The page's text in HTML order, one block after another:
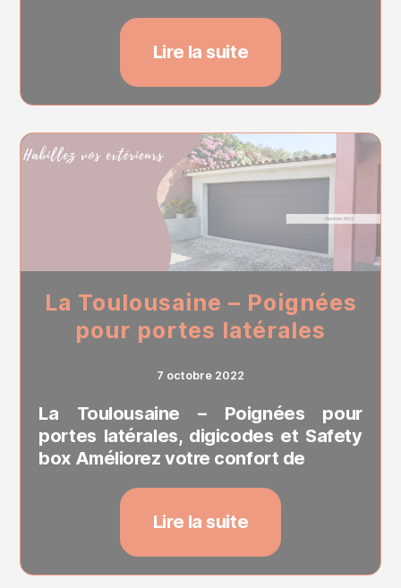
Lire la suite
La Toulousaine – Poignées
pour portes latérales
7 octobre 2022
La Toulousaine – Poignées pour
portes latérales, digicodes et Safety
box Améliorez votre confort de
Lire la suite